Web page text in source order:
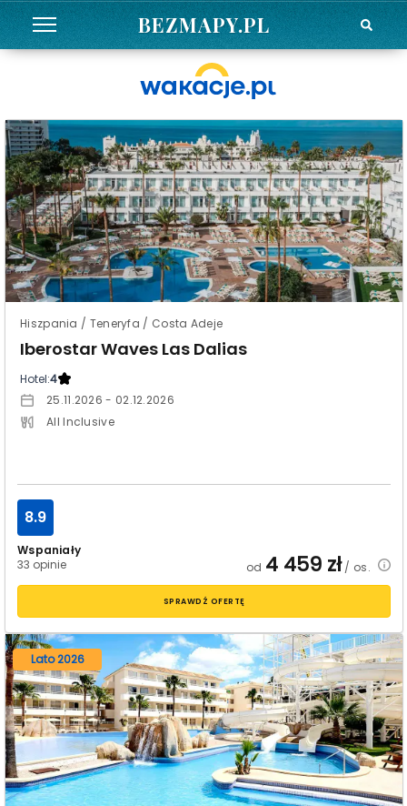
BEZMAPY.PL
Hiszpania / Teneryfa / Costa Adeje
Iberostar Waves Las Dalias
Hotel:4
25.11.2026 - 02.12.2026
All Inclusive
Wspaniały
33 opinie
8.9
od 4 459 zł/ os.
SPRAWDŹ OFERTĘ
Lato 2026